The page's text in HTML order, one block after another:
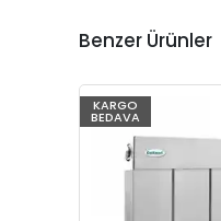
Benzer Ürünler
KARGO
BEDAVA